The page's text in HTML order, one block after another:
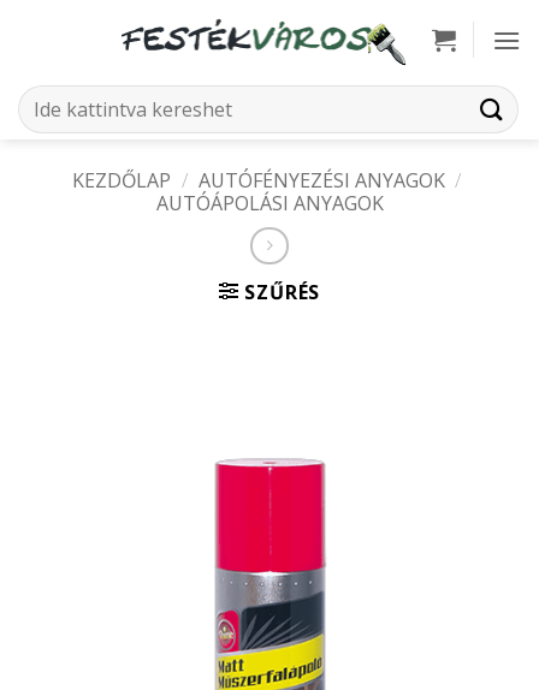
Keresés
a
KEZDŐLAP / AUTÓFÉNYEZÉSI ANYAGOK /
AUTÓÁPOLÁSI ANYAGOK
SZŰRÉS